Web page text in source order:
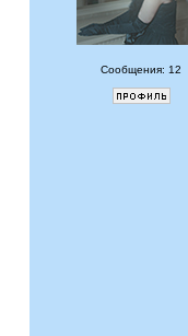
Сообщения: 12